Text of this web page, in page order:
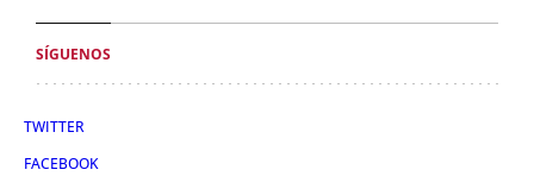
SÍGUENOS
TWITTER
FACEBOOK